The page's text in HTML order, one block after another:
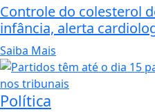
Controle do colesterol
infância, alerta
Saiba Mais
Política